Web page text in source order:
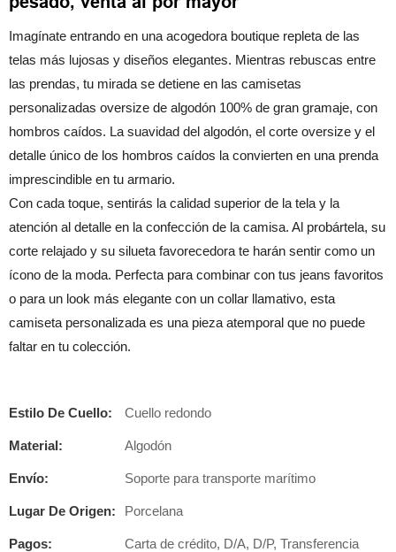
Imagínate entrando en una acogedora boutique repleta de las
telas más lujosas y diseños elegantes. Mientras rebuscas entre
las prendas, tu mirada se detiene en las camisetas
personalizadas oversize de algodón 100% de gran gramaje, con
hombros caídos. La suavidad del algodón, el corte oversize y el
detalle único de los hombros caídos la convierten en una prenda
imprescindible en tu armario.
Con cada toque, sentirás la calidad superior de la tela y la
atención al detalle en la confección de la camisa. Al probártela, su
corte relajado y su silueta favorecedora te harán sentir como un
ícono de la moda. Perfecta para combinar con tus jeans favoritos
o para un look más elegante con un collar llamativo, esta
camiseta personalizada es una pieza atemporal que no puede
faltar en tu colección.
Estilo De Cuello: Cuello redondo
Material: Algodón
Envío: Soporte para transporte marítimo
Lugar De Origen: Porcelana
Pagos:
Carta de crédito, D/A, D/P, Transferencia